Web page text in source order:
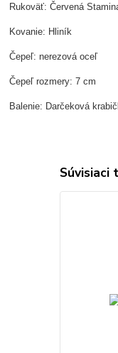
Rukoväť: Červená
Kovanie: Hliník
Čepeľ: nerezová oceľ
Čepeľ rozmery: 7 cm
Balenie: Darčeková
Súvisiaci